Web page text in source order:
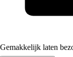
Gemakkelijk laten